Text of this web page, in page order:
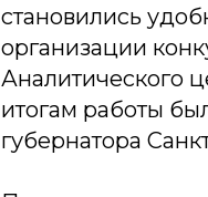
становились
организации
Аналитического
итогам работы
губернатора